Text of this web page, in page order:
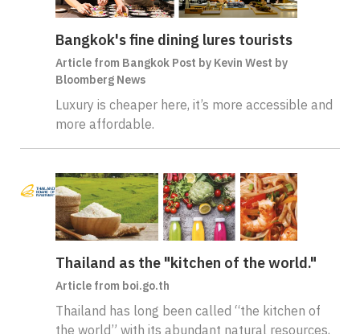
Bangkok's fine dining lures tourists
Article from Bangkok Post by Kevin West by
Bloomberg News
Luxury is cheaper here, it’s more accessible and
more affordable.
Thailand as the "kitchen of the world."
Article from boi.go.th
Thailand has long been called “the kitchen of